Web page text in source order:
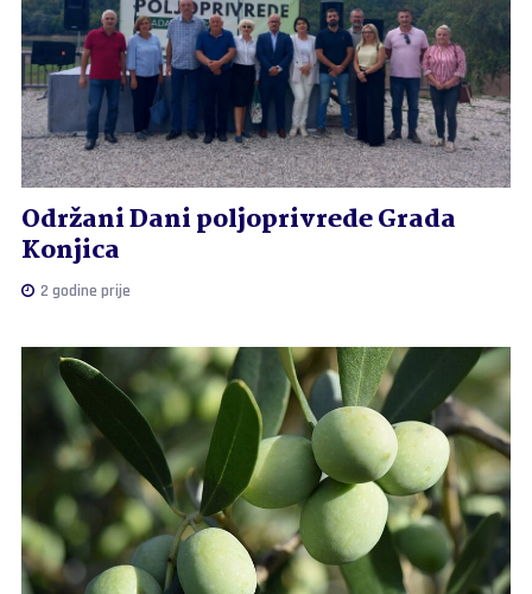
Održani Dani poljoprivrede Grada
Konjica
2 godine prije